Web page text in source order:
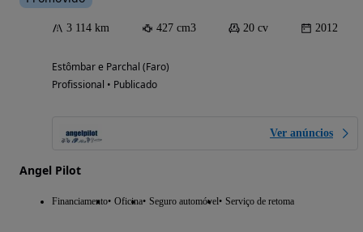
3 114 km 427 cm3 20 cv 2012
Estômbar e Parchal (Faro)
Profissional • Publicado
Ver anúncios
Angel Pilot
Financiamento Oficina Seguro automóvel Serviço de retoma